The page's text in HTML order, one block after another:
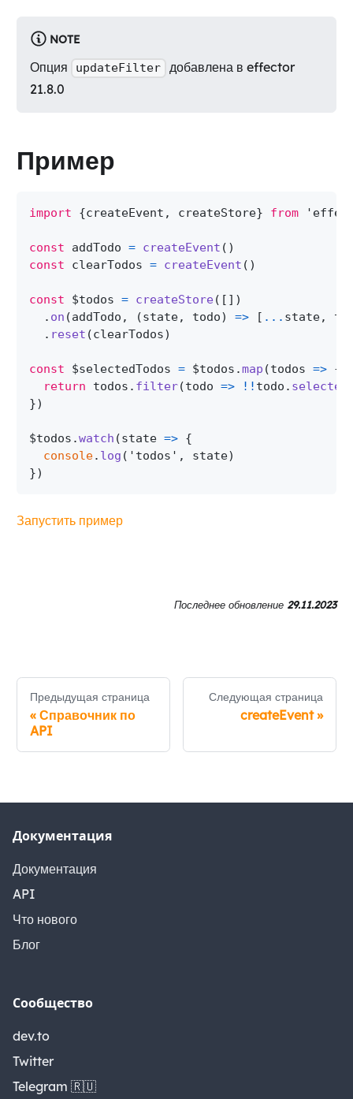
NOTE
Опция updateFilter
добавлена в effector
21.8.0
Пример
import {createEvent , createStore} from
const addTodo = createEvent ( )
const clearTodos = createEvent ( )
const $todos = createStore( [ ] )
. on (addTodo , (state, todo) => [ ... state,
. reset (clearTodos)
const $selectedTodos = $todos .map (todos => {
return todos . filter(todo => ! ! todo . selected
})
$todos .watch (state => {
console. log ( 'todos' , state)
})
Запустить пример
Последнее обновление 29.11.2023
Предыдущая страница
« Справочник по
API
Следующая страница
createEvent»
Документация
Документация
API
Что нового
Блог
Сообщество
dev.to
Twitter
Telegram 🇷🇺